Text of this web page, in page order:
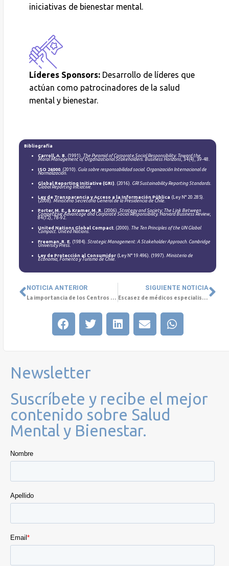
iniciativas de bienestar mental.
Líderes Sponsors: Desarrollo de líderes que
actúan como patrocinadores de la salud
mental y bienestar.
Bibliografía
Carroll, A. B. (1991). The Pyramid of Corporate Social Responsibility: Toward the
Moral Management of Organizational Stakeholders. Business Horizons, 34(4), 39-48.
ISO 26000. (2010). Guía sobre responsabilidad social. Organización Internacional de
Normalización.
Global Reporting Initiative (GRI) . (2016). GRI Sustainability Reporting Standards
Global Reporting Initiative
Ley de Transparencia y Acceso a la Información Pública (Ley N° 20.285).
(2008). Ministerio Secretaría General de la Presidencia de Chile
Porter, M. E., & Kramer, M. R. (2006). Strategy and Society: The Link Between
Competitive Advantage and Corporate Social Responsibility.Harvard Business Review,
84(12), 78-92.
United Nations Global Compact. (2000). The Ten Principles of the UN Global
Compact. United Nations.
Freeman, R. E. (1984). Strategic Management: A Stakeholder Approach Cambridge
University Press
Ley de Protección al Consumidor (Ley N° 19.496). (1997). Ministerio de
Economía, Fomento y Turismo de Chile
NOTICIA ANTERIOR
La importancia de los Centros Especializados en Salud Mental Infanto-juvenil
SIGUIENTE NOTICIA
Escasez de médicos especialistas en Salud Mental infanto-juvenil
Newsletter
Suscríbete y recibe el mejor
contenido sobre Salud
Mental y Bienestar.